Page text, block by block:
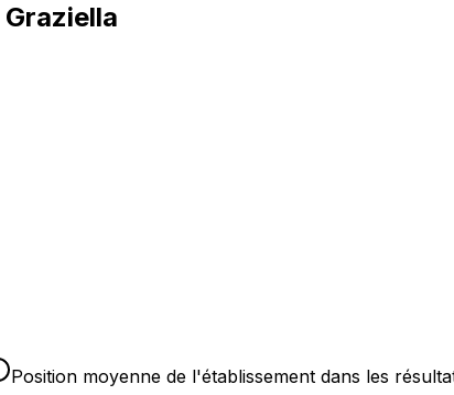
Graziella
Position moyenne de l'établissement dans les